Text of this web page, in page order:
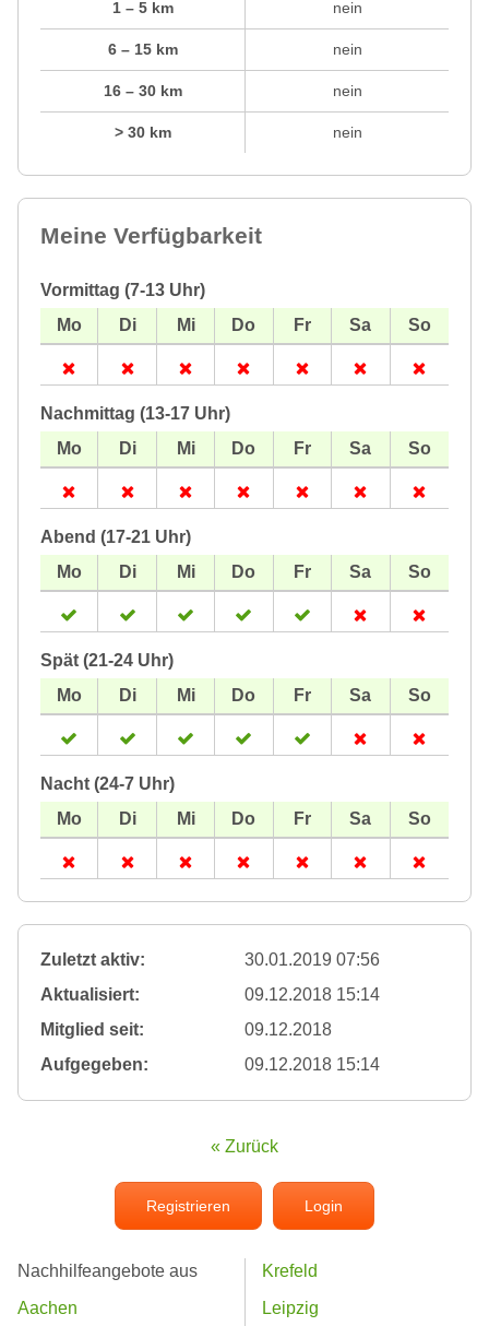
1 – 5 km
6 – 15 km
16 – 30 km
> 30 km
nein
nein
nein
nein
Meine Verfügbarkeit
Vormittag (7-13 Uhr)
Nachmittag (13-17 Uhr)
Abend (17-21 Uhr)
Spät (21-24 Uhr)
Nacht (24-7 Uhr)
Zuletzt aktiv:
30.01.2019 07:56
Aktualisiert:
09.12.2018 15:14
Mitglied seit:
09.12.2018
Aufgegeben:
09.12.2018 15:14
« Zurück
Registrieren Login
Nachhilfeangebote aus
Aachen
Krefeld
Leipzig